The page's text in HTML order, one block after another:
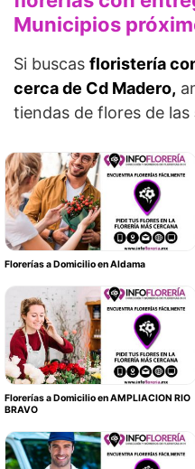
Municipios
Si buscas floristería
cerca de Cd Madero,
tiendas de flores de las
Florerías a Domicilio en Aldama
Florerías a Domicilio en AMPLIACION RIO
BRAVO